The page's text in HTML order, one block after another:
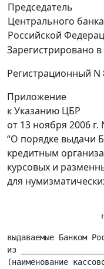
Председатель
Центрального банка
Российской
Зарегистрировано
Регистрационный N
Приложение
к Указанию ЦБР
от 13 ноября 2006 г.
“О порядке выдачи
кредитным
курсовых и
для
выдаваемые Банком
из
(наименование